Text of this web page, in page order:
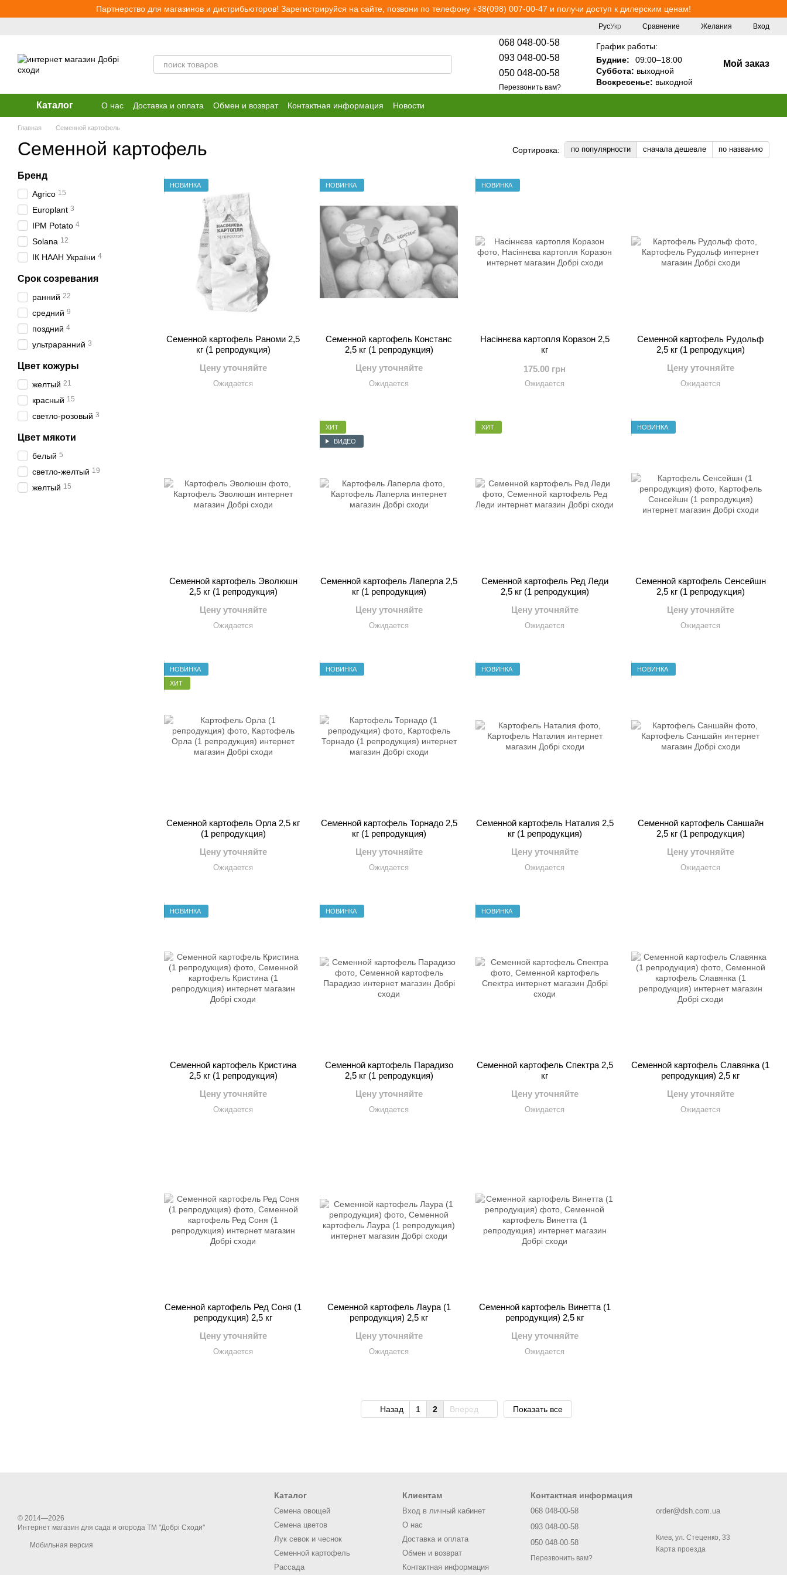
Перейти к основному контентуПартнерство для магазинов и дистрибьюторов! Зарегистрируйся на сайте, позвони по телефону +38(098) 007-00-47 и получи доступ к дилерским ценам!
РусУкр Сравнение Желания Вход
068 048-00-58
093 048-00-58
050 048-00-58
Перезвонить вам?
График работы:
Будние:
09:00–18:00
Суббота: выходной
Воскресенье: выходной
Мой заказ
Каталог О нас Доставка и оплата Обмен и возврат Контактная информация Новости
Главная Семенной картофель
Семенной картофель Сортировка: по популярности сначала дешевле по названию
НОВИНКА
Семенной картофель Раноми 2,5
кг (1 репродукция)
Цену уточняйте
Ожидается
НОВИНКА
Семенной картофель Констанс
2,5 кг (1 репродукция)
Цену уточняйте
Ожидается
НОВИНКА
Насіннєва картопля Коразон 2,5
кг
175.00 грн
Ожидается
Семенной картофель Рудольф
2,5 кг (1 репродукция)
Цену уточняйте
Ожидается
Семенной картофель Эволюшн
2,5 кг (1 репродукция)
Цену уточняйте
Ожидается
ХИТ
ВИДЕО
Семенной картофель Лаперла 2,5
кг (1 репродукция)
Цену уточняйте
Ожидается
ХИТ
Семенной картофель Ред Леди
2,5 кг (1 репродукция)
Цену уточняйте
Ожидается
НОВИНКА
Семенной картофель Сенсейшн
2,5 кг (1 репродукция)
Цену уточняйте
Ожидается
НОВИНКА
ХИТ
Семенной картофель Орла 2,5 кг
(1 репродукция)
Цену уточняйте
Ожидается
НОВИНКА
Семенной картофель Торнадо 2,5
кг (1 репродукция)
Цену уточняйте
Ожидается
НОВИНКА
Семенной картофель Наталия 2,5
кг (1 репродукция)
Цену уточняйте
Ожидается
НОВИНКА
Семенной картофель Саншайн
2,5 кг (1 репродукция)
Цену уточняйте
Ожидается
НОВИНКА
Семенной картофель Кристина
2,5 кг (1 репродукция)
Цену уточняйте
Ожидается
НОВИНКА
Семенной картофель Парадизо
2,5 кг (1 репродукция)
Цену уточняйте
Ожидается
НОВИНКА
Семенной картофель Спектра 2,5
кг
Цену уточняйте
Ожидается
Семенной картофель Славянка (1
репродукция) 2,5 кг
Цену уточняйте
Ожидается
Семенной картофель Ред Соня (1
репродукция) 2,5 кг
Цену уточняйте
Ожидается
Семенной картофель Лаура (1
репродукция) 2,5 кг
Цену уточняйте
Ожидается
Семенной картофель Винетта (1
репродукция) 2,5 кг
Цену уточняйте
Ожидается
Назад 1 2 Вперед Показать все
Бренд
Agrico 15
Europlant 3
IPM Potato 4
Solana 12
ІК НААН України 4
Срок созревания
ранний 22
средний 9
поздний 4
ультраранний 3
Цвет кожуры
желтый 21
красный 15
светло-розовый 3
Цвет мякоти
белый 5
светло-желтый 19
желтый 15
© 2014—2026
Интернет магазин для сада и огорода ТМ "Добрі Сходи"
Мобильная версия
Каталог
Семена овощей
Семена цветов
Лук севок и чеснок
Семенной картофель
Рассада
Клиентам
Вход в личный кабинет
О нас
Доставка и оплата
Обмен и возврат
Контактная информация
Контактная информация
068 048-00-58
093 048-00-58
050 048-00-58
Перезвонить вам?
order@dsh.com.ua
Киев, ул. Стеценко, 33
Карта проезда